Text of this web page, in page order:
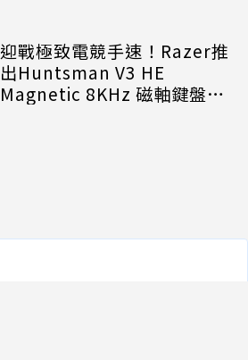
迎戰極致電競手速！Razer推
出Huntsman V3 HE
Magnetic 8KHz 磁軸鍵盤效